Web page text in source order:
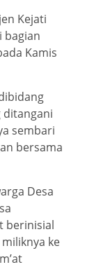
Kejati
bagian
Kamis
ditangani
sembari
bersama
Desa
berinisial
ke